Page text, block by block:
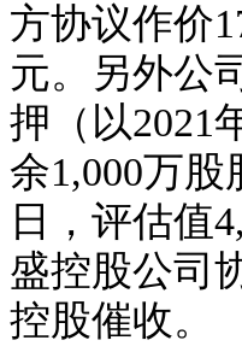
方协议作价
元。另外公
押（以2021
余1,000万
日，评估值
盛控股公司
控股催收。